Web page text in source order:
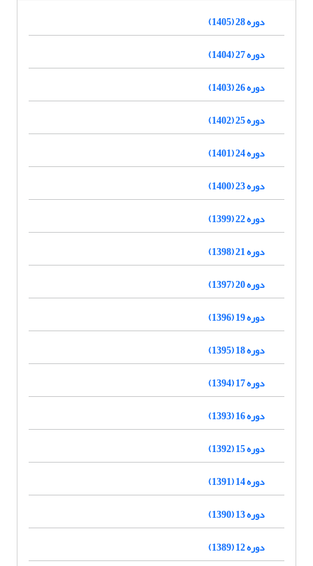
دوره 28 (1405)
دوره 27 (1404)
دوره 26 (1403)
دوره 25 (1402)
دوره 24 (1401)
دوره 23 (1400)
دوره 22 (1399)
دوره 21 (1398)
دوره 20 (1397)
دوره 19 (1396)
دوره 18 (1395)
دوره 17 (1394)
دوره 16 (1393)
دوره 15 (1392)
دوره 14 (1391)
دوره 13 (1390)
دوره 12 (1389)